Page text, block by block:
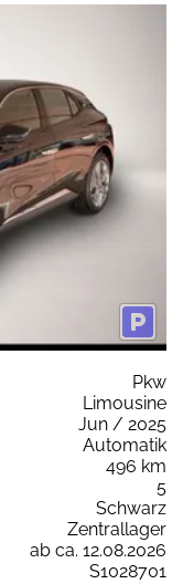
Pkw
Limousine
Jun / 2025
Automatik
496 km
5
Schwarz
Zentrallager
ab ca. 12.08.2026
S1028701